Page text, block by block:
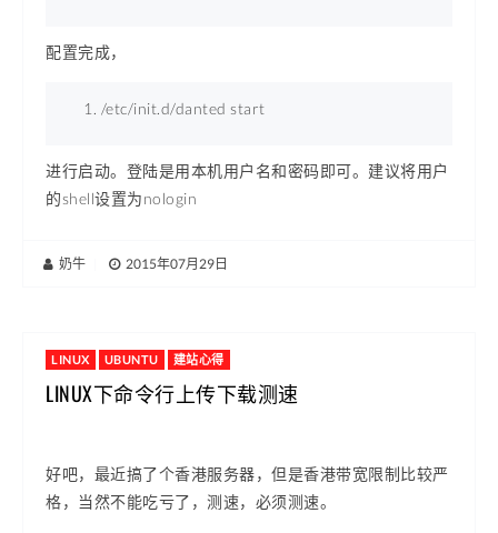
配置完成，
/etc/init.d/danted start
进行启动。登陆是用本机用户名和密码即可。建议将用户
的shell设置为nologin
奶牛 2015年07月29日
LINUX UBUNTU 建站心得
LINUX下命令行上传下载测速
好吧，最近搞了个香港服务器，但是香港带宽限制比较严
格，当然不能吃亏了，测速，必须测速。